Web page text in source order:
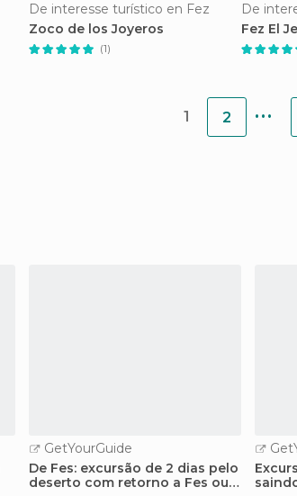
De interesse turístico en Fez
Zoco de los Joyeros
(1)
De
Fez El
1 2 ...
GetYourGuide
De Fes: excursão de 2 dias pelo
deserto com retorno a Fes ou